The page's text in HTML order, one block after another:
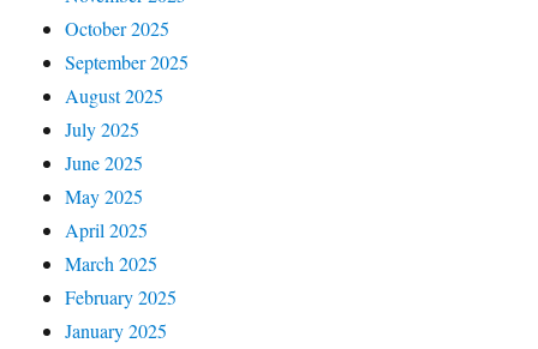
October 2025
September 2025
August 2025
July 2025
June 2025
May 2025
April 2025
March 2025
February 2025
January 2025